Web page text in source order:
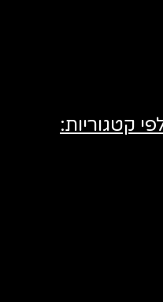
קטגוריות: